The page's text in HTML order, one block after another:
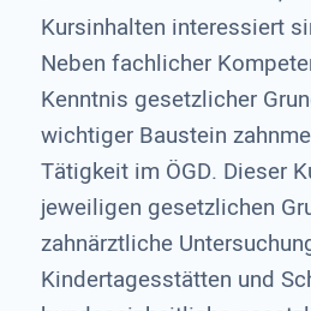
Kursinhalten interessiert
Neben fachlicher
Kenntnis gesetzlicher
wichtiger Baustein
Tätigkeit im ÖGD. Dieser
jeweiligen gesetzlichen
zahnärztliche
Kindertagesstätten und